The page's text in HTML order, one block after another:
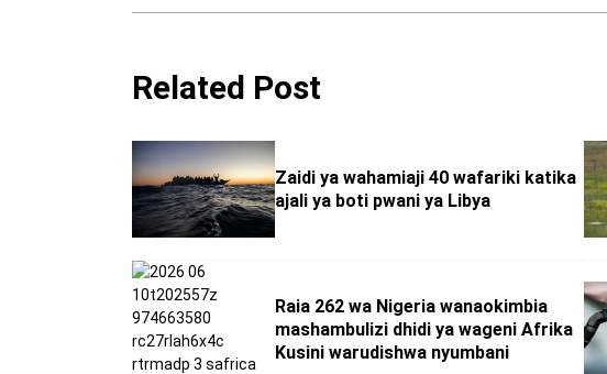
Related Post
Zaidi ya wahamiaji 40 wafariki katika
ajali ya boti pwani ya Libya
Raia 262 wa Nigeria wanaokimbia
mashambulizi dhidi ya wageni Afrika
Kusini warudishwa nyumbani